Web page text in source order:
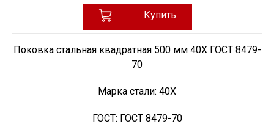
Купить
Поковка стальная квадратная 500 мм 40Х ГОСТ 8479-
70
Марка стали: 40Х
ГОСТ: ГОСТ 8479-70